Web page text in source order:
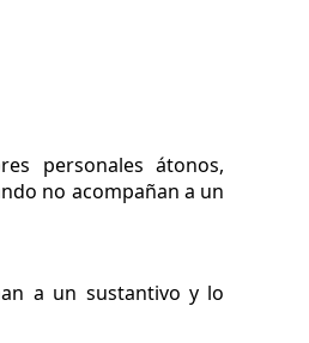
personales átonos,
no acompañan a un
a un sustantivo y lo